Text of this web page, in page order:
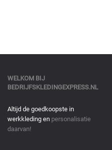
WELKOM BIJ
BEDRIJFSKLEDINGEXPRESS.NL
Altijd de goedkoopste in
werkkleding en personalisatie
daarvan!